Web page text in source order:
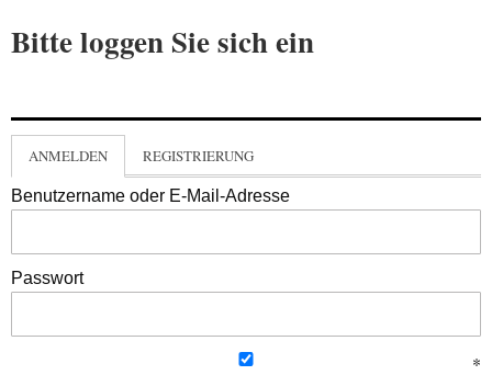
Bitte loggen Sie sich ein
ANMELDEN REGISTRIERUNG
Benutzername oder E-Mail-Adresse
Passwort